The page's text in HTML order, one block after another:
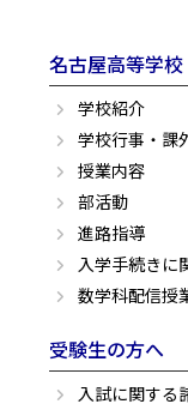
名古屋高等学校
学校紹介
学校行事・課
授業内容
部活動
進路指導
入学手続きに
数学科配信授
受験生の方へ
入試に関する